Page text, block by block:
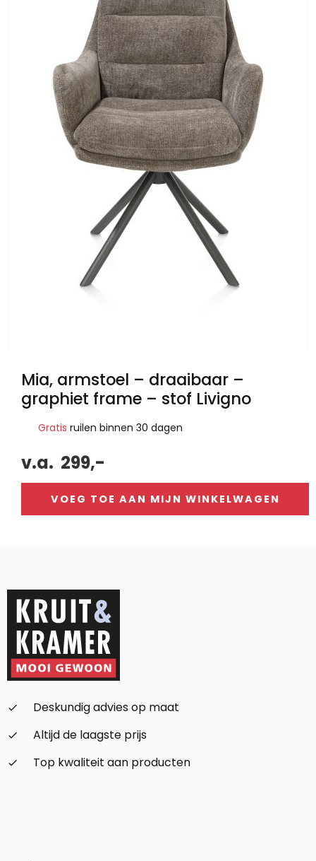
Mia, armstoel – draaibaar –
graphiet frame – stof Livigno
Gratis ruilen binnen 30 dagen
v.a. 299,-
VOEG TOE AAN MIJN WINKELWAGEN
check_small
Deskundig advies op maat
check_small
Altijd de laagste prijs
check_small
Top kwaliteit aan producten